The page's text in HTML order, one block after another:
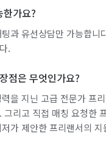
한가요?
과 유선상담만 가능합니
.
점은 무엇인가요?
을 지닌 고급 전문가 프
그리고 직접 매칭 요청한
가 제안한 프리랜서의